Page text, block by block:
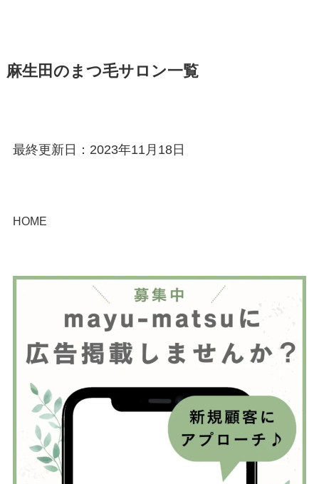
麻生田のまつ毛サロン一覧
最終更新日：2023年11月18日
HOME